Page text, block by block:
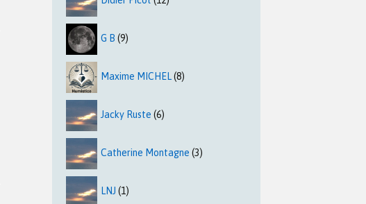
G B (9)
Maxime MICHEL(8)
Jacky Ruste (6)
Catherine Montagne (3)
LNJ (1)